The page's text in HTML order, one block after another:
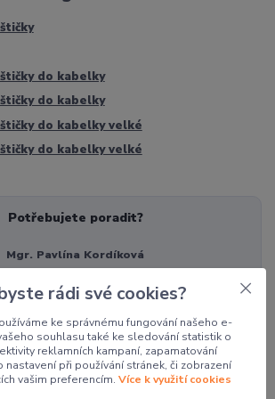
do kabelky
do kabelky
do kabelky velké
do kabelky velké
Potřebujete poradit?
Mgr. Pavlína Kordíková
pavla@pocketdesign.cz
zboží 5
rádi své cookies?
ke správnému fungování našeho e-
souhlasu také ke sledování statistik o
reklamních kampaní, zapamatování
při používání stránek, či zobrazení
vašim preferencím. Více k využití cookies